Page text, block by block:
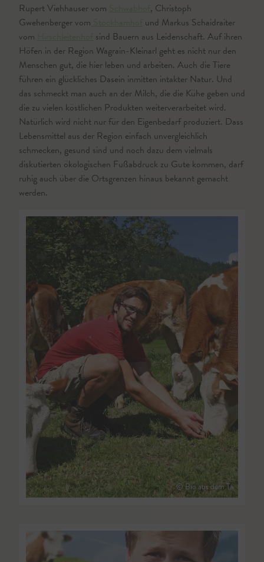
Rupert Viehhauser vom
, Christoph
Gwehenberger vom
und Markus Schaidraiter
vom
sind Bauern aus Leidenschaft. Auf ihren
Höfen in der Region Wagrain-Kleinarl geht es nicht nur den
Menschen gut, die hier leben und arbeiten. Auch die Tiere
führen ein glückliches Dasein inmitten intakter Natur. Und
das schmeckt man auch an der Milch, die die Kühe geben und
die zu vielen köstlichen Produkten weiterverarbeitet wird.
Natürlich wird nicht nur für den Eigenbedarf produziert. Dass
Lebensmittel aus der Region einfach unvergleichlich
schmecken, gesund sind und noch dazu dem vielmals
diskutierten ökologischen Fußabdruck zu Gute kommen, darf
ruhig auch über die Ortsgrenzen hinaus bekannt gemacht
werden.
© Bio aus dem Ta